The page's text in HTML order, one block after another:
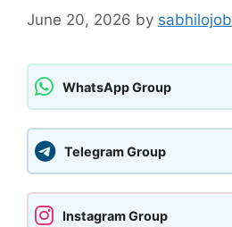
June 20, 2026 by sabhilojob
WhatsApp Group
Telegram Group
Instagram Group